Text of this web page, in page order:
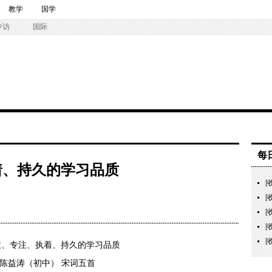
教学 国学
访 国际
持久的学习品质
涛（初中） 宋词五首
每
[
[
[
[
[